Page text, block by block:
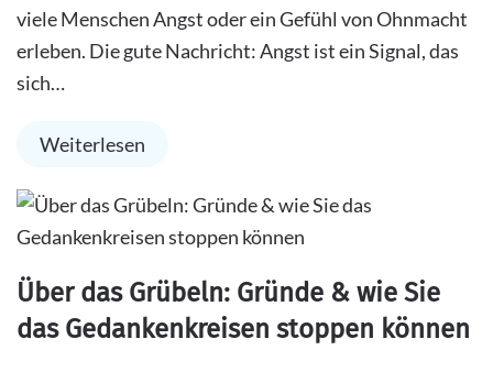
viele Menschen Angst oder ein Gefühl von Ohnmacht
erleben. Die gute Nachricht: Angst ist ein Signal, das
sich…
Weiterlesen
Über das Grübeln: Gründe & wie Sie
das Gedankenkreisen stoppen können